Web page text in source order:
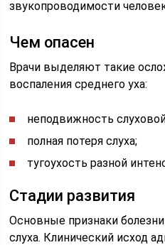
звукопроводимости
Чем опасен
Врачи выделяют такие
воспаления среднего уха:
неподвижность
полная потеря слуха;
тугоухость разной
Стадии развития
Основные признаки
слуха. Клинический исход